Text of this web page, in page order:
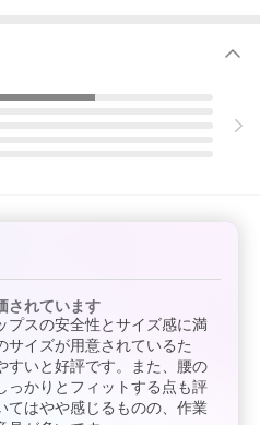
されています
プスの安全性とサイズ感に満
サイズが用意されているた
すいと好評です。また、腰の
っかりとフィットする点も評
てはやや感じるものの、作業